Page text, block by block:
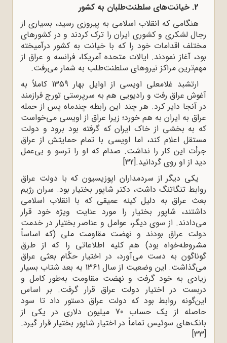
2. خیانت‌های سلطنت‌طلبان به کشور
هنگامی که انقلاب اسلامی به پیروزی رسید، بسیاری از
رجال لشکری و کشوری ایران را ترک کردند و در کشورهای
مختلف اقدامات خود را که با خیانت به کشور درآمیخته
بود، آغاز نمودند. ایالات متحده آمریکا، فرانسه و عراق از
مهم‌ترین مراکز نیروهای سلطنت‌طلب به شمار می‌رفت.
ارتشبد غلامعلی اویسی از اوایل بهار 1359 کاملاً به
آغوش عراق رفت و رادیویی هم به سرپرستی تورج فرازمند
در آنجا دایر کرد. هر چند این رابطه چندماه پس از حمله
عراق به ایران به هم خورد؛ زیرا عراق از اویسی می‌خواست
که به بخشی از خاک ایران که گرفته بود برود و دولت
مستقل اعلام کند، اما اویسی با تمام حمایتش از عراق
جرأت این کار را نداشت. صدام که او را ترسو و بی‌عمل
دید از او روی گردانید.[32]
یکی دیگر از سردمداران اپوزیسیون که با دولت عراق
روابط تنگاتنگ داشت، دکتر شاپور بختیار بود. سران رژیم
بعث عراق به دلیل کینه عمیقی که با انقلاب اسلامی
داشتند، شاپور بختیار را مورد عنایت ویژه خود قرار
می‌دادند. از سوی دیگر، عوامل و عناصر بختیار در خدمت
دولت عراق بودند و نهضت مقاومت ملی (که اساساً
مشروطه‌خواه بود) هم کلیه اطلاعاتی را که از طرق
گوناگون به دست می‌آورد، در اختیار حکّام بعثی عراق
می‌گذاشت. این وضعیت از سال 1361 به بعد شتاب بسیار
زیادی به خود گرفت و نهضت مقاومت به‌طور کامل و
دربست در اختیار دولت عراق قرار گرفت. بر اساس
این‌گونه روابط بود که دولت عراق دستور داد تا سود
حاصله از یک حساب 70 میلیون دلاری در یکی از
بانک‌های سوئیس تماماً در اختیار شاپور بختیار قرار گیرد.
[33]